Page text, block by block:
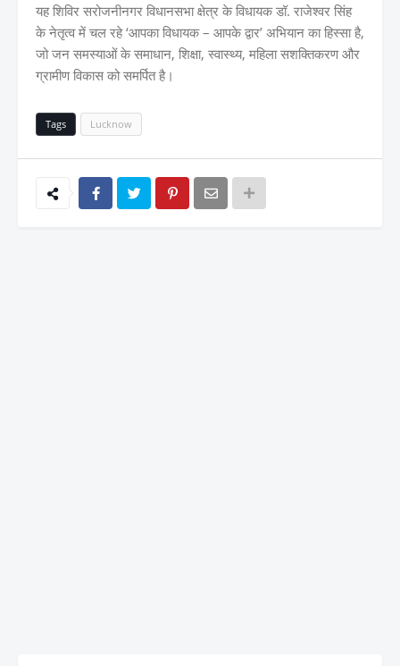
यह शिविर सरोजनीनगर विधानसभा क्षेत्र के विधायक डॉ. राजेश्वर सिंह
के नेतृत्व में चल रहे ‘आपका विधायक – आपके द्वार’ अभियान का हिस्सा है,
जो जन समस्याओं के समाधान, शिक्षा, स्वास्थ्य, महिला सशक्तिकरण और
ग्रामीण विकास को समर्पित है।
Tags Lucknow